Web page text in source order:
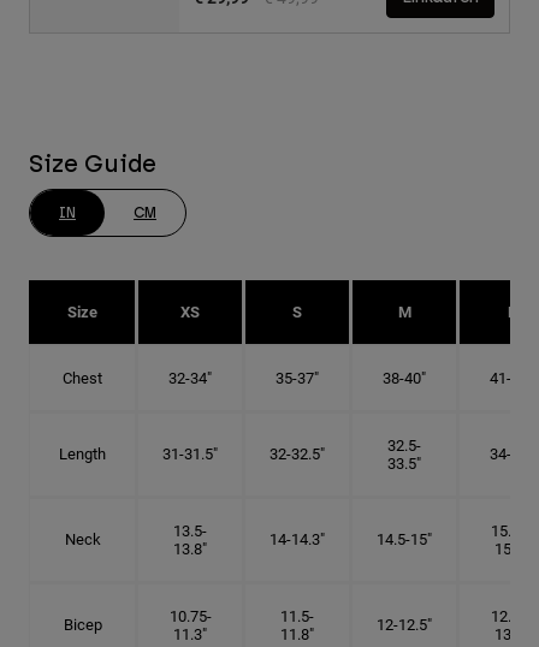
Size Guide
IN CM
Size XS S M L
Chest 32-34" 35-37" 38-40" 41-43"
Length 31-31.5" 32-32.5"
32.5-
33.5"
34-35"
Neck
13.5-
13.8"
14-14.3" 14.5-15"
15.25-
15.5"
Bicep
10.75-
11.3"
11.5-
11.8"
12-12.5"
12.75-
13.3"